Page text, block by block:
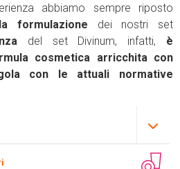
abbiamo sempre riposto
formulazione dei nostri set
del set Divinum, infatti, è
cosmetica arricchita con
con le attuali normative